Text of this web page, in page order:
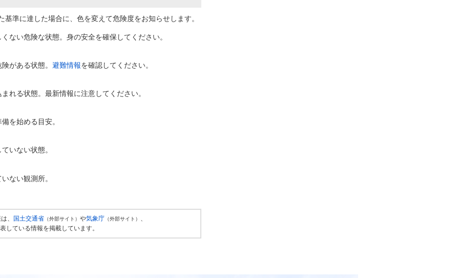
準に達した場合に、色を変えて危険度をお知らせします。
ない危険な状態。身の安全を確保してください。
がある状態。 避難情報を確認してください。
れる状態。最新情報に注意してください。
を始める目安。
いない状態。
ない観測所。
、 国土交通省 （外部サイト） や気象庁 （外部サイト） 、
している情報を掲載しています。